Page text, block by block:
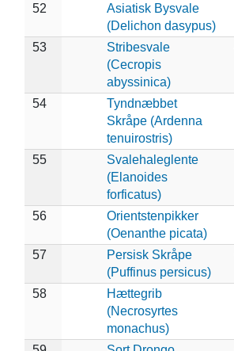
52
Asiatisk Bysvale
(Delichon dasypus)
53
Stribesvale
(Cecropis
abyssinica)
54
Tyndnæbbet
Skråpe (Ardenna
tenuirostris)
55
Svalehaleglente
(Elanoides
forficatus)
56
Orientstenpikker
(Oenanthe picata)
57
Persisk Skråpe
(Puffinus persicus)
58
Hættegrib
(Necrosyrtes
monachus)